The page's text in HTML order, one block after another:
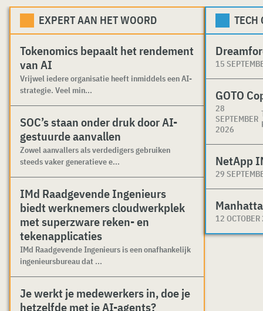
EXPERT AAN HET WOORD
Tokenomics bepaalt het rendement
van AI
Vrijwel iedere organisatie heeft inmiddels een AI-
strategie. Veel min...
SOC’s staan onder druk door AI-
gestuurde aanvallen
Zowel aanvallers als verdedigers gebruiken
steeds vaker generatieve e...
IMd Raadgevende Ingenieurs
biedt werknemers cloudwerkplek
met superzware reken- en
tekenapplicaties
IMd Raadgevende Ingenieurs is een onafhankelijk
ingenieursbureau dat ...
Je werkt je medewerkers in, doe je
hetzelfde met je AI-agents?
TECH
15
GOTO
28
SEPTEMBER
2026
NetApp
29
12